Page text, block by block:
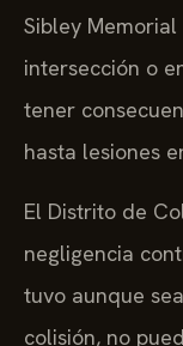
Sibley
intersección o
tener
hasta lesiones
El Distrito de
negligencia
tuvo aunque
colisión, no